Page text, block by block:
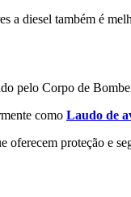
a diesel também é
pelo Corpo de
como Laudo de
proteção e